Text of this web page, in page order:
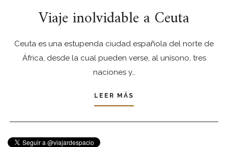
Viaje inolvidable a Ceuta
Ceuta es una estupenda ciudad española del norte de
África, desde la cual pueden verse, al unísono, tres
naciones y…
LEER MÁS